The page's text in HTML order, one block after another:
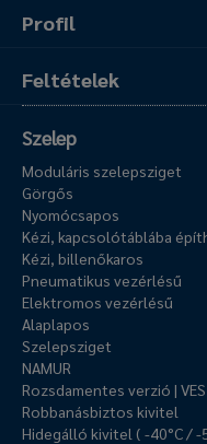
Profil
Feltételek
Szelep
Moduláris szelepsziget
Görgős
Nyomócsapos
Kézi, kapcsolótáblába
Kézi, billenőkaros
Pneumatikus vezérlésű
Elektromos vezérlésű
Alaplapos
Szelepsziget
NAMUR
Rozsdamentes verzió | VES
Robbanásbiztos kivitel
Hidegálló kivitel ( -40°C / -